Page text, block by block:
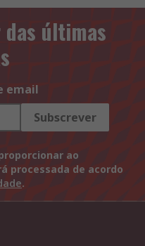
das últimas
email
Subscrever
ao
processada de acordo
.